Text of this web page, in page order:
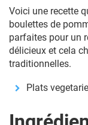
Voici une recette
boulettes de
parfaites pour un
délicieux et cela
traditionnelles.
Plats